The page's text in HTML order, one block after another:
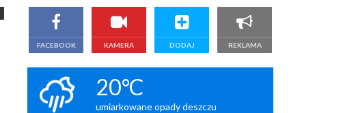
FACEBOOK KAMERA DODAJ REKLAMA
20°C
umiarkowane opady deszczu